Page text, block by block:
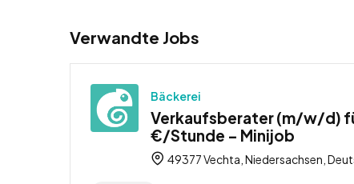
Verwandte Jobs
Bäckerei
Verkaufsberater (m/w/d)
€/Stunde – Minijob
49377 Vechta, Niedersachsen,